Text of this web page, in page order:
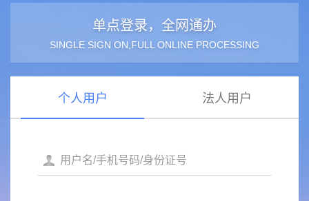
单点登录，全网通办
SINGLE SIGN ON,FULL ONLINE PROCESSING
个人用户 法人用户